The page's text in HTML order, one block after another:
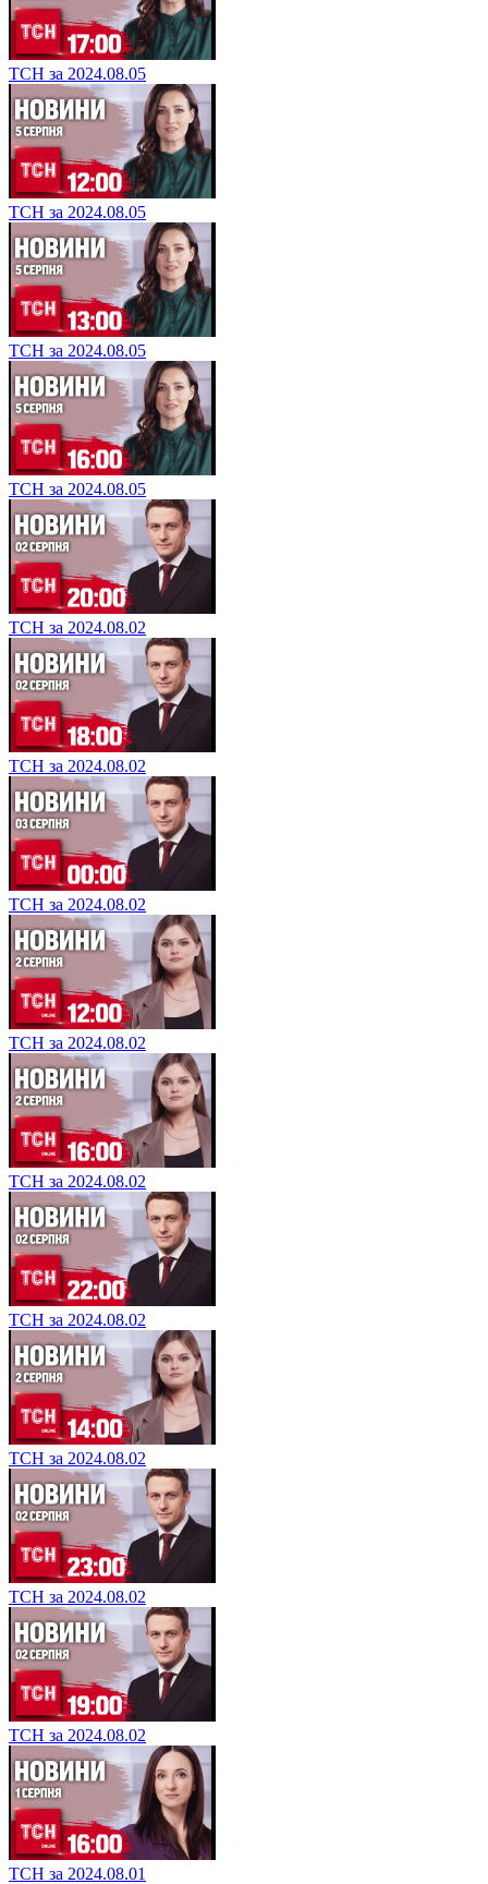
ТСН за 2024.08.05
ТСН за 2024.08.05
ТСН за 2024.08.05
ТСН за 2024.08.05
ТСН за 2024.08.02
ТСН за 2024.08.02
ТСН за 2024.08.02
ТСН за 2024.08.02
ТСН за 2024.08.02
ТСН за 2024.08.02
ТСН за 2024.08.02
ТСН за 2024.08.02
ТСН за 2024.08.02
ТСН за 2024.08.01